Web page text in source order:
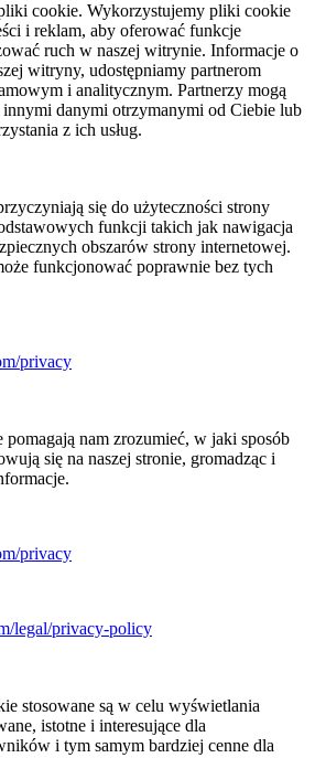
cookie. Wykorzystujemy pliki cookie
i reklam, aby oferować funkcje
ruch w naszej witrynie. Informacje o
witryny, udostępniamy partnerom
i analitycznym. Partnerzy mogą
innymi danymi otrzymanymi od Ciebie lub
z ich usług.
się do użyteczności strony
funkcji takich jak nawigacja
obszarów strony internetowej.
funkcjonować poprawnie bez tych
privacy
nam zrozumieć, w jaki sposób
się na naszej stronie, gromadząc i
privacy
legal/privacy-policy
stosowane są w celu wyświetlania
istotne i interesujące dla
i tym samym bardziej cenne dla